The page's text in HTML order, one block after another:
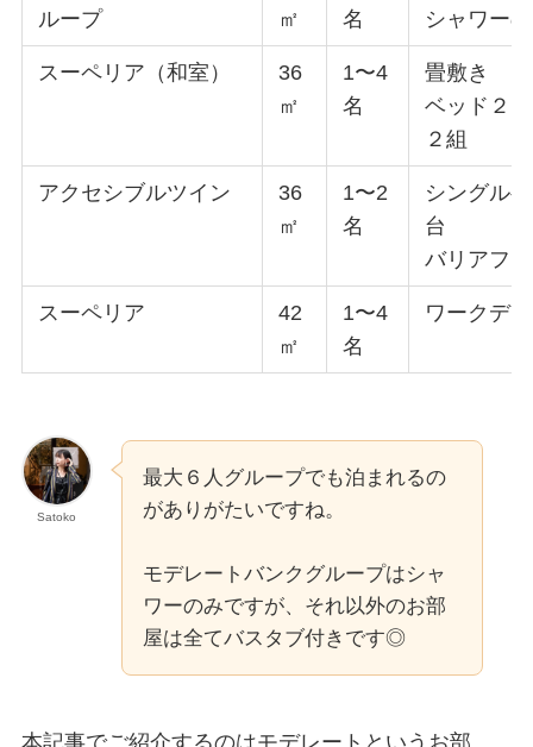
ループ
㎡
名
シャワー
スーペリア（和室）
36
㎡
1〜4
名
畳敷き
ベッド２
２組
アクセシブルツイン
36
㎡
1〜2
名
シングル
台
バリアフ
スーペリア
42
㎡
1〜4
名
ワークデ
Satoko
最大６人グループでも泊まれるの
がありがたいですね。
モデレートバンクグループはシャ
ワーのみですが、それ以外のお部
屋は全てバスタブ付きです◎
本記事でご紹介するのはモデレート というお部